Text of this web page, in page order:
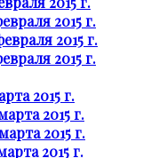
2015 г.
2015 г.
2015 г.
2015 г.
2015 г.
2015 г.
2015 г.